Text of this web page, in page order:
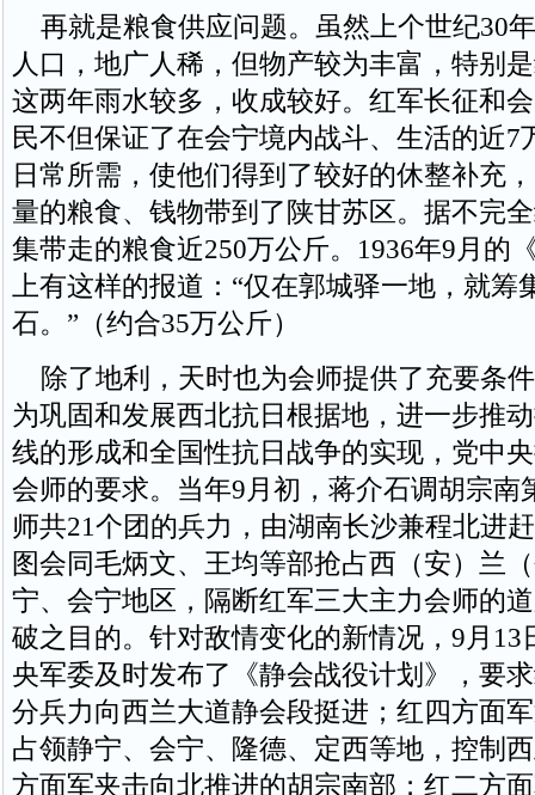
再就是粮食供应问题。虽然上个世纪30
人口，地广人稀，但物产较为丰富，特别
这两年雨水较多，收成较好。红军长征和
民不但保证了在会宁境内战斗、生活的近7
日常所需，使他们得到了较好的休整补充
量的粮食、钱物带到了陕甘苏区。据不完
集带走的粮食近250万公斤。1936年9月的
上有这样的报道：“仅在郭城驿一地，就筹
石。”（约合35万公斤）
除了地利，天时也为会师提供了充要条
为巩固和发展西北抗日根据地，进一步推
线的形成和全国性抗日战争的实现，党中
会师的要求。当年9月初，蒋介石调胡宗南
师共21个团的兵力，由湖南长沙兼程北进
图会同毛炳文、王均等部抢占西（安）兰
宁、会宁地区，隔断红军三大主力会师的
破之目的。针对敌情变化的新情况，9月13
央军委及时发布了《静会战役计划》，要
分兵力向西兰大道静会段挺进；红四方面
占领静宁、会宁、隆德、定西等地，控制
方面军夹击向北推进的胡宗南部；红二方